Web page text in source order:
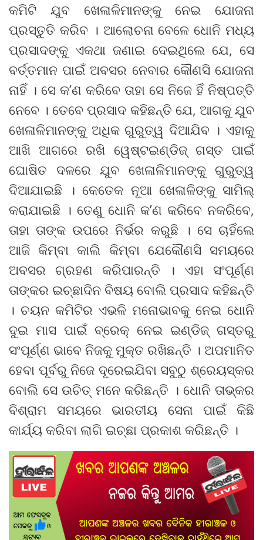
କମିଟି ଯୁବ ଖେଳାଳିମାନଙ୍କୁ ନେଇ ଯୋଜନା
ପ୍ରସ୍ତୁତି କରିବ । ଆଲୋଚନା ବେଳେ ଧୋନି ମଧ୍ୟ
ପ୍ରସାଦଙ୍କୁ ଏକଥା ଜଣାଇ ଦେଇଥିଲେ ଯେ, ସେ
ବର୍ତ୍ତମାନ ପାଇଁ ଅବସର ନେବାର କୌଣସି ଯୋଜନା
ନାହିଁ । ସେ କ’ଣ କରିବେ ତାହା ସେ ନିଜେ ହିଁ ନିଷ୍ପତ୍ତି
ନେବେ । ତେବେ ପ୍ରସାଦ କହିଛନ୍ତି ଯେ, ଆଗକୁ ଯୁବ
ଖେଳାଳିମାନଙ୍କୁ ଅଧିକ ଗୁରୁତ୍ୱ ଦିଆଯିବ । ଏହାକୁ
ଆଖି ଆଗରେ ରଖି ୱେଷ୍ଟଇଣ୍ଡିଜ୍ ଗସ୍ତ ପାଇଁ
ଘୋଷିତ ଦଳରେ ଯୁବ ଖେଳାଳିମାନଙ୍କୁ ଗୁରୁତ୍ୱ
ଦିଆଯାଇଛି । କେତେକ ନୂଆ ଖେଳାଳିଙ୍କୁ ସାମିଲ୍
କରାଯାଇଛି । ତେଣୁ ଧୋନି କ’ଣ କରିବେ ନକରିବେ,
ତାହା ତାଙ୍କ ଉପରେ ନିର୍ଭର କରୁଛି । ସେ ଚାହିଁଲେ
ଆଜି କିମ୍ବା କାଲି କିମ୍ବା ଯେକୌଣସି ସମୟରେ
ଅବସର ଗ୍ରହଣ କରିପାରନ୍ତି । ଏହା ସଂପୂର୍ଣ୍ଣ
ତାଙ୍କର ଇଚ୍ଛାଦିନ ବିଷୟ ବୋଲି ପ୍ରସାଦ କହିଛନ୍ତି
। ଚୟନ କମିଟିର ଏଭଳି ମନୋଭାବକୁ ନେଇ ଧୋନି
ଦୁଇ ମାସ ପାଇଁ ବ୍ରେକ୍ ନେଇ ଇଣ୍ଡିଜ୍ ଗସ୍ତରୁ
ସଂପୂର୍ଣ୍ଣ ଭାବେ ନିଜକୁ ମୁକ୍ତ ରଖିଛନ୍ତି । ଅପମାନିତ
ହେବା ପୂର୍ବରୁ ନିଜେ ଦୂରେଇଯିବା ସବୁଠୁ ଶ୍ରେୟସ୍କର
ବୋଲି ସେ ଉଚିତ୍ ମନେ କରିଛନ୍ତି । ଧୋନି ତାଭ୍କର
ବିଶ୍ରାମ ସମୟରେ ଭାରତୀୟ ସେନା ପାଇଁ କିଛି
କାର୍ଯ୍ୟ କରିବା ଲାଗି ଇଚ୍ଛା ପ୍ରକାଶ କରିଛନ୍ତି ।